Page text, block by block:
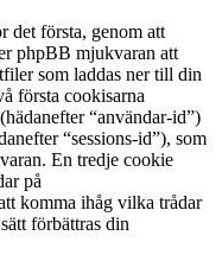
det första, genom att
phpBB mjukvaran att
som laddas ner till din
första cookisarna
“användar-id”)
“sessions-id”), som
En tredje cookie
på
komma ihåg vilka trådar
förbättras din